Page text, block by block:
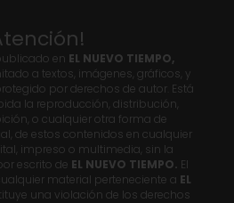
en EL NUEVO TIEMPO,
a textos, imágenes, gráficos, y
por derechos de autor. Está
la reproducción, distribución,
o cualquier otra forma de
de estos contenidos en cualquier
impreso o multimedia, sin la
escrito de EL NUEVO TIEMPO. El
material perteneciente a EL
una violación de los derechos